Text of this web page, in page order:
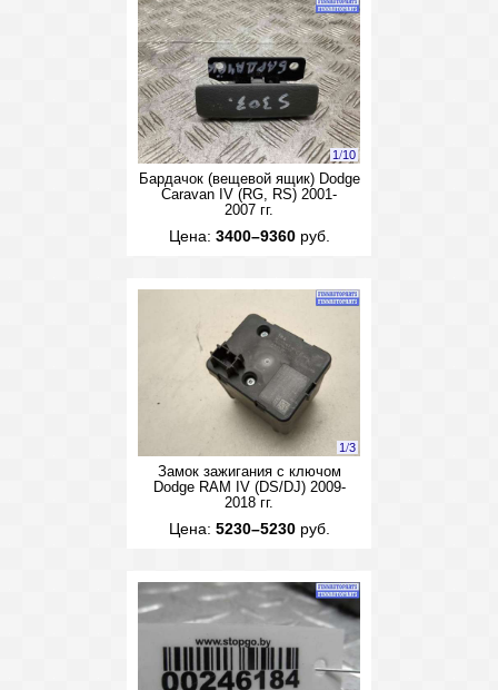
1/10
Бардачок (вещевой ящик) Dodge
Caravan IV (RG, RS) 2001-
2007 гг.
Цена: 3400–9360руб.
1/3
Замок зажигания с ключом
Dodge RAM IV (DS/DJ) 2009-
2018 гг.
Цена: 5230–5230руб.